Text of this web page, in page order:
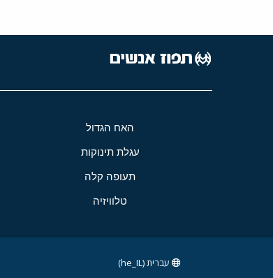
האח הגדול
עגלת תינוקות
תעופה קלה
טלוויזיה
עברית (he_IL)